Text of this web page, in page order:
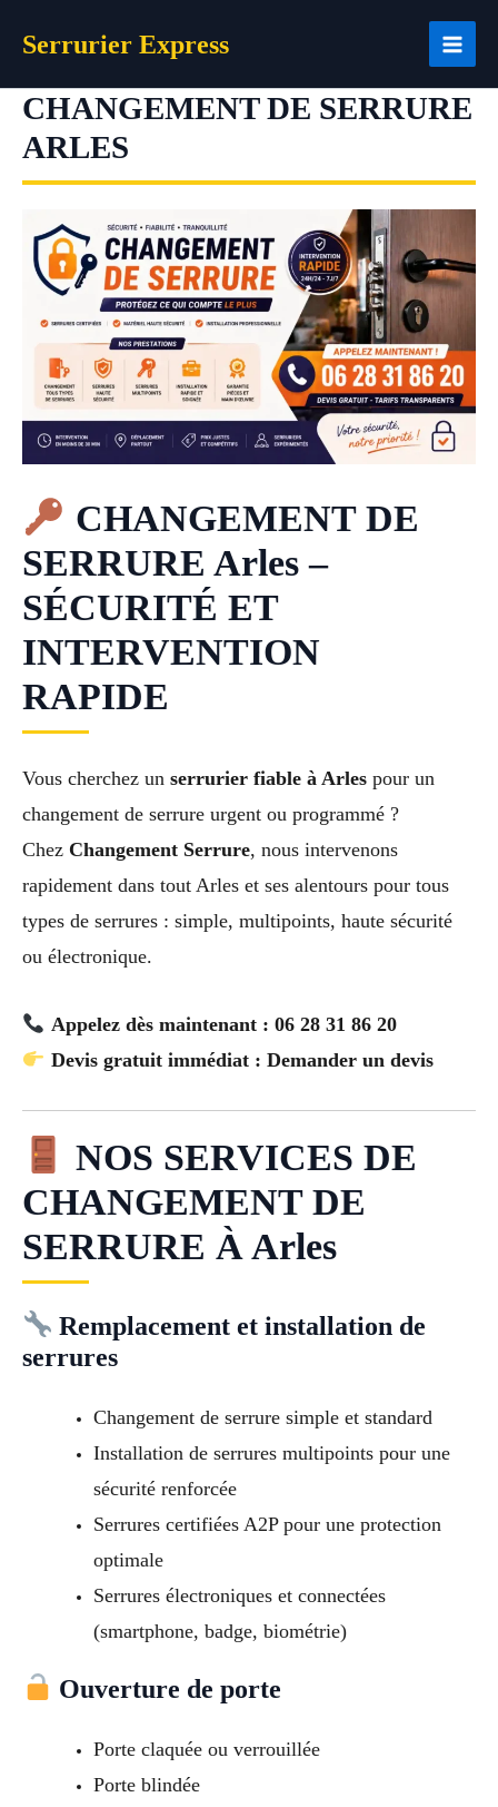
Serrurier Express
CHANGEMENT DE SERRURE
ARLES
CHANGEMENT DE
SERRURE Arles –
SÉCURITÉ ET
INTERVENTION
RAPIDE
Vous cherchez un serrurier fiable à Arles pour un
changement de serrure urgent ou programmé ?
Chez Changement Serrure, nous intervenons
rapidement dans tout Arles et ses alentours pour tous
types de serrures : simple, multipoints, haute sécurité
ou électronique.
Appelez dès maintenant : 06 28 31 86 20
Devis gratuit immédiat : Demander un devis
NOS SERVICES DE
CHANGEMENT DE
SERRURE À Arles
Remplacement et installation de
serrures
Changement de serrure simple et standard
Installation de serrures multipoints pour une
sécurité renforcée
Serrures certifiées A2P pour une protection
optimale
Serrures électroniques et connectées
(smartphone, badge, biométrie)
Ouverture de porte
Porte claquée ou verrouillée
Porte blindée